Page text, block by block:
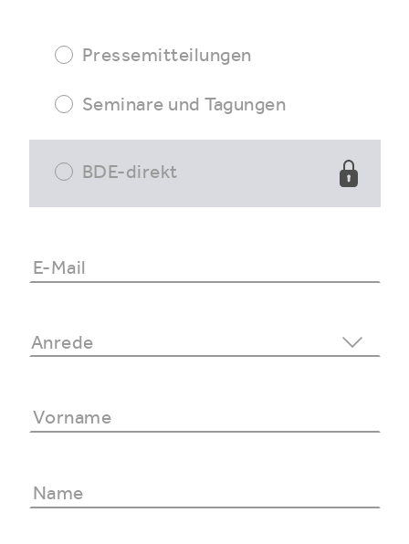
Pressemitteilungen
Seminare und Tagungen
BDE-direkt